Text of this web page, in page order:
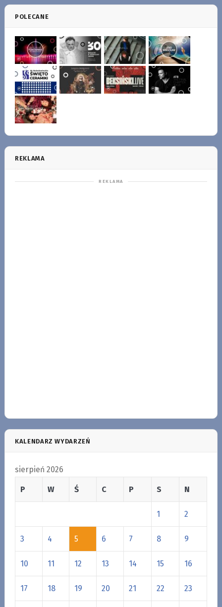
POLECANE
REKLAMA
KALENDARZ WYDARZEŃ
sierpień 2026
P W Ś C P S N
1 2
3 4 5 6 7 8 9
10 11 12 13 14 15 16
17 18 19 20 21 22 23